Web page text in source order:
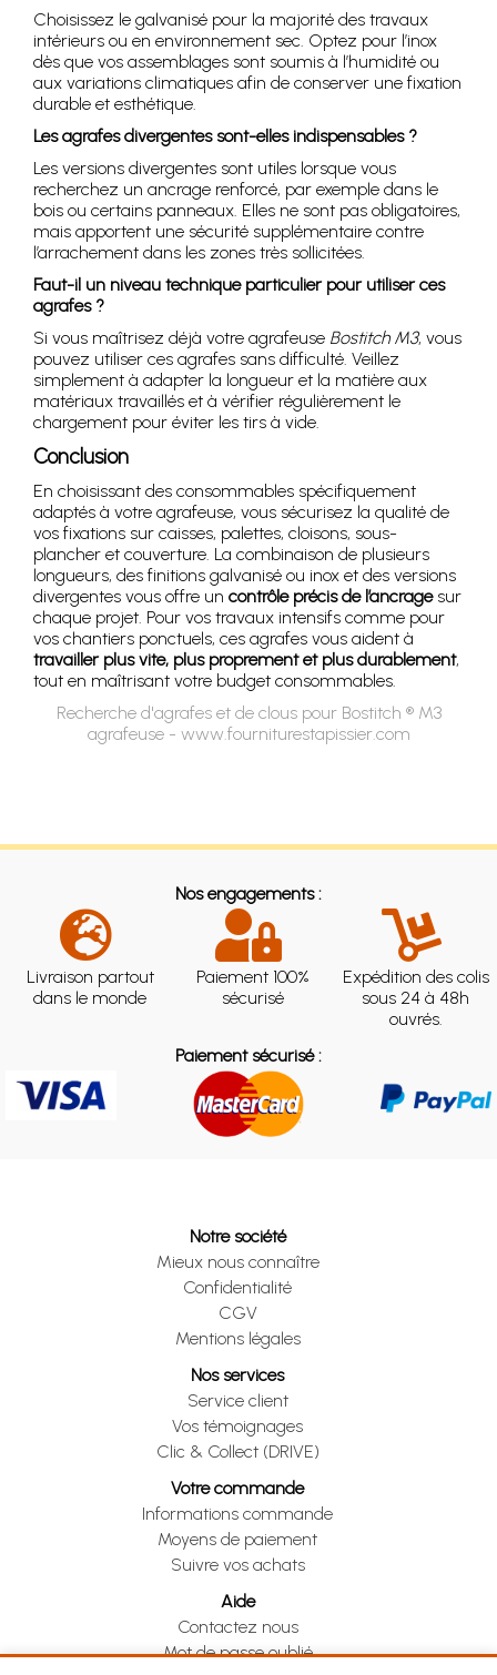
Choisissez le galvanisé pour la majorité des travaux
intérieurs ou en environnement sec. Optez pour l’inox
dès que vos assemblages sont soumis à l’humidité ou
aux variations climatiques afin de conserver une fixation
durable et esthétique.
Les agrafes divergentes sont-elles indispensables ?
Les versions divergentes sont utiles lorsque vous
recherchez un ancrage renforcé, par exemple dans le
bois ou certains panneaux. Elles ne sont pas obligatoires,
mais apportent une sécurité supplémentaire contre
l’arrachement dans les zones très sollicitées.
Faut-il un niveau technique particulier pour utiliser ces
agrafes ?
Si vous maîtrisez déjà votre agrafeuse Bostitch M3, vous
pouvez utiliser ces agrafes sans difficulté. Veillez
simplement à adapter la longueur et la matière aux
matériaux travaillés et à vérifier régulièrement le
chargement pour éviter les tirs à vide.
Conclusion
En choisissant des consommables spécifiquement
adaptés à votre agrafeuse, vous sécurisez la qualité de
vos fixations sur caisses, palettes, cloisons, sous-
plancher et couverture. La combinaison de plusieurs
longueurs, des finitions galvanisé ou inox et des versions
divergentes vous offre un contrôle précis de l’ancragesur
chaque projet. Pour vos travaux intensifs comme pour
vos chantiers ponctuels, ces agrafes vous aident à
travailler plus vite, plus proprement et plus durablement,
tout en maîtrisant votre budget consommables.
Recherche d'agrafes et de clous pour Bostitch ® M3
agrafeuse - www.fourniturestapissier.com
Nos engagements :
Livraison partout
dans le monde
Paiement 100%
sécurisé
Expédition des colis
sous 24 à 48h
ouvrés.
Paiement sécurisé :
Notre société
Mieux nous connaître
Confidentialité
CGV
Mentions légales
Nos services
Service client
Vos témoignages
Clic & Collect (DRIVE)
Votre commande
Informations commande
Moyens de paiement
Suivre vos achats
Aide
Contactez nous
Mot de passe oublié